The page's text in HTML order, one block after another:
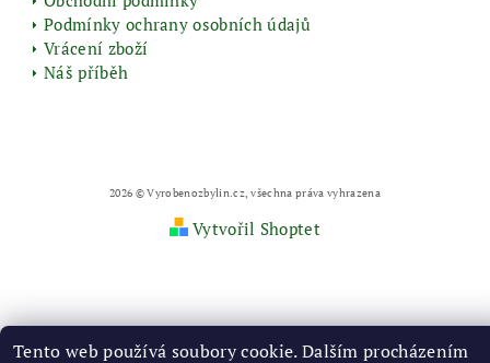
Podmínky ochrany osobních údajů
Vrácení zboží
Náš příběh
2026 © Vyrobenozbylin.cz, všechna práva vyhrazena
Vytvořil Shoptet
Tento web používá soubory cookie. Dalším procházením